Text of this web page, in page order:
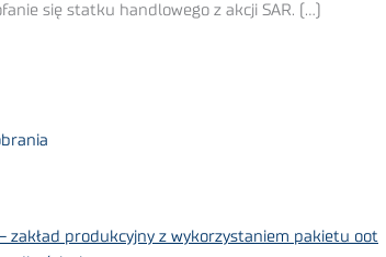
się statku handlowego z akcji SAR. (…)
produkcyjny z wykorzystaniem pakietu oot